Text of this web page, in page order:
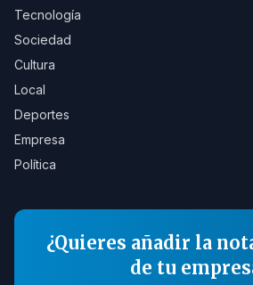
Tecnología
Sociedad
Cultura
Local
Deportes
Empresa
Política
¿Quieres añadir la
de tu